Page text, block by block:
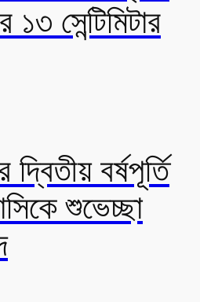
১৩ সেন্টিমিটার
বর্ষপূর্তি
শুভেচ্ছা